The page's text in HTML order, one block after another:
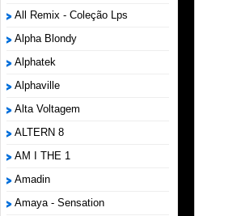
All Remix - Coleção Lps
Alpha Blondy
Alphatek
Alphaville
Alta Voltagem
ALTERN 8
AM I THE 1
Amadin
Amaya - Sensation